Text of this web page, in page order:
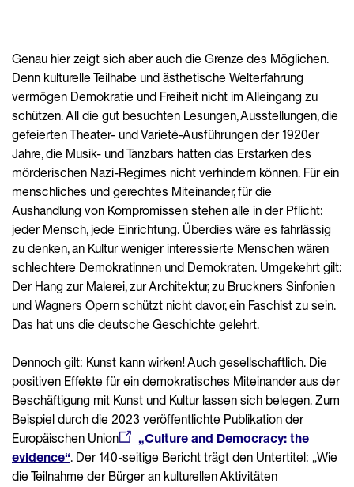
Genau hier zeigt sich aber auch die Grenze des Möglichen.
Denn kulturelle Teilhabe und ästhetische Welterfahrung
vermögen Demokratie und Freiheit nicht im Alleingang zu
schützen. All die gut besuchten Lesungen, Ausstellungen, die
gefeierten Theater- und Varieté-Ausführungen der 1920er
Jahre, die Musik- und Tanzbars hatten das Erstarken des
mörderischen Nazi-Regimes nicht verhindern können. Für ein
menschliches und gerechtes Miteinander, für die
Aushandlung von Kompromissen stehen alle in der Pflicht:
jeder Mensch, jede Einrichtung. Überdies wäre es fahrlässig
zu denken, an Kultur weniger interessierte Menschen wären
schlechtere Demokratinnen und Demokraten. Umgekehrt gilt:
Der Hang zur Malerei, zur Architektur, zu Bruckners Sinfonien
und Wagners Opern schützt nicht davor, ein Faschist zu sein.
Das hat uns die deutsche Geschichte gelehrt.
Dennoch gilt: Kunst kann wirken! Auch gesellschaftlich. Die
positiven Effekte für ein demokratisches Miteinander aus der
Beschäftigung mit Kunst und Kultur lassen sich belegen. Zum
Beispiel durch die 2023 veröffentlichte Publikation der
Europäischen Union
„Culture and Democracy: the
evidence“. Der 140-seitige Bericht trägt den Untertitel: „Wie
die Teilnahme der Bürger an kulturellen Aktivitäten